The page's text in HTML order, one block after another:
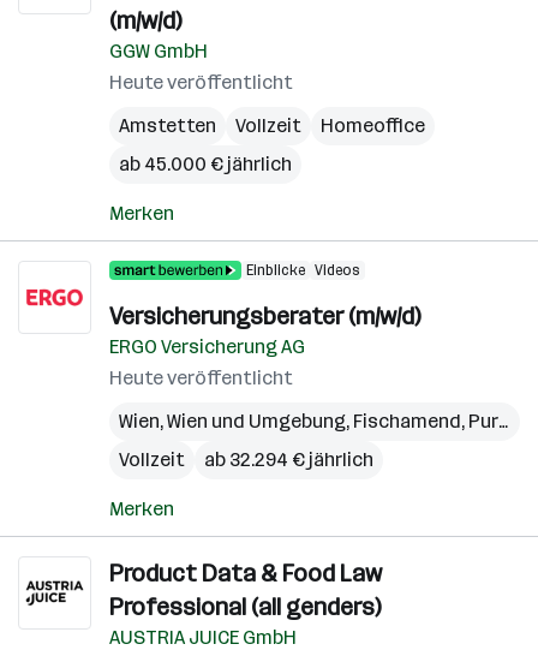
(m/w/d)
GGW GmbH
Heute veröffentlicht
Amstetten
Vollzeit
Homeoffice
ab 45.000 € jährlich
Merken
Einblicke Videos
Versicherungsberater (m/w/d)
ERGO Versicherung AG
Heute veröffentlicht
Wien,Wien und Umgebung, Fischamend, Purkersdorf
Vollzeit
ab 32.294 € jährlich
Merken
Product Data & Food Law
Professional (all genders)
AUSTRIA JUICE GmbH